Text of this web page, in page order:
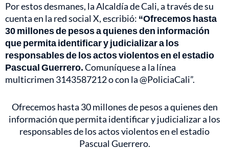
Por estos desmanes, la Alcaldía de Cali, a través de su
cuenta en la red social X, escribió: “Ofrecemos hasta
30 millones de pesos a quienes den información
que permita identificar y judicializar a los
responsables de los actos violentos en el estadio
Pascual Guerrero.Comuníquese a la línea
multicrimen 3143587212 o con la @PoliciaCali”.
Ofrecemos hasta 30 millones de pesos a quienes den
información que permita identificar y judicializar a los
responsables de los actos violentos en el estadio
Pascual Guerrero.